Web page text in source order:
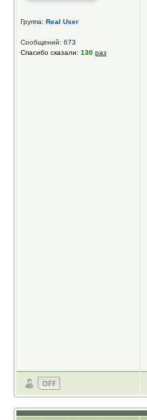
Группа: Real User
Сообщений: 673
Спасибо сказали: 130 раз